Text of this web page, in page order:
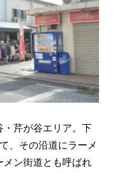
・芹が谷エリア。下
、その沿道にラーメ
メン街道とも呼ばれ